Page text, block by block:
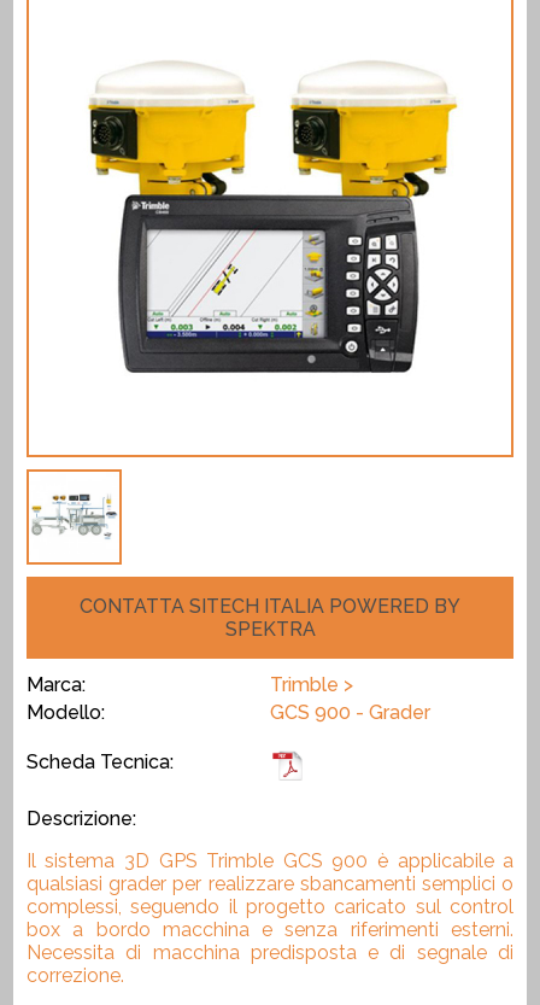
REGISTRATI
CONTATTI
LA TUA SEZIONE
CONTATTA SITECH ITALIA POWERED BY
SPEKTRA
Marca:
Trimble >
Modello:
GCS 900 - Grader
Scheda Tecnica:
Descrizione:
Il sistema 3D GPS Trimble GCS 900 è applicabile a
qualsiasi grader per realizzare sbancamenti semplici o
complessi, seguendo il progetto caricato sul control
box a bordo macchina e senza riferimenti esterni.
Necessita di macchina predisposta e di segnale di
correzione.